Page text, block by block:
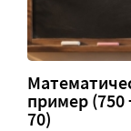
пример (750
70)